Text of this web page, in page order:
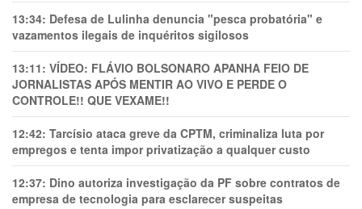
13:34: Defesa de Lulinha denuncia "pesca probatória" e
vazamentos ilegais de inquéritos sigilosos
13:11: VÍDEO: FLÁVIO BOLSONARO APANHA FEIO DE
JORNALISTAS APÓS MENTIR AO VIVO E PERDE O
CONTROLE!! QUE VEXAME!!
12:42: Tarcísio ataca greve da CPTM, criminaliza luta por
empregos e tenta impor privatização a qualquer custo
12:37: Dino autoriza investigação da PF sobre contratos de
empresa de tecnologia para esclarecer suspeitas